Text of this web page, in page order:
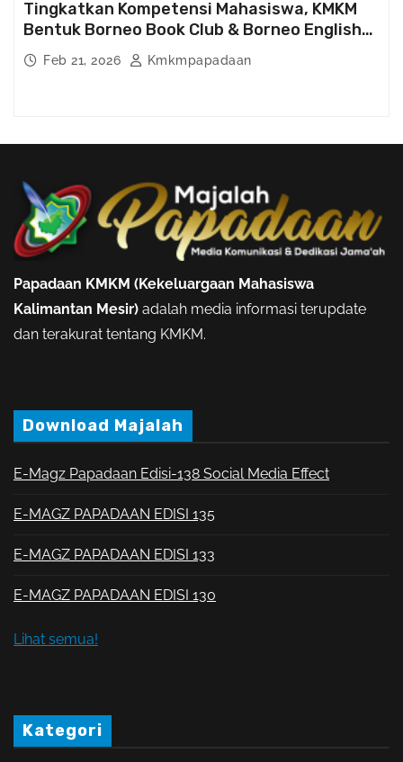
Tingkatkan Kompetensi Mahasiswa, KMKM
Bentuk Borneo Book Club & Borneo English
ClubFeb 21, 2026 Kmkmpapadaan
Papadaan KMKM (Kekeluargaan Mahasiswa
Kalimantan Mesir) adalah media informasi terupdate
dan terakurat tentang KMKM.
Download Majalah
E-Magz Papadaan Edisi-138 Social Media Effect
E-MAGZ PAPADAAN EDISI 135
E-MAGZ PAPADAAN EDISI 133
E-MAGZ PAPADAAN EDISI 130
Lihat semua!
Kategori